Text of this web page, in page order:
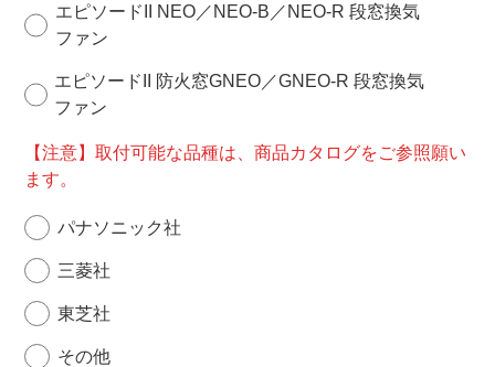
エピソードII NEO／NEO-B／NEO-R 段窓換気
ファン
エピソードII 防火窓GNEO／GNEO-R 段窓換気
ファン
【注意】取付可能な品種は、商品カタログをご参照願い
ます。
パナソニック社
三菱社
東芝社
その他